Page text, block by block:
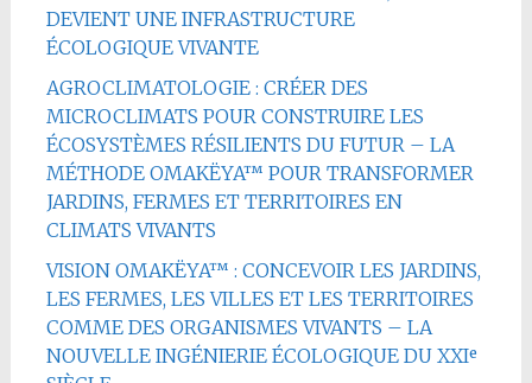
DEVIENT UNE INFRASTRUCTURE
ÉCOLOGIQUE VIVANTE
AGROCLIMATOLOGIE : CRÉER DES
MICROCLIMATS POUR CONSTRUIRE LES
ÉCOSYSTÈMES RÉSILIENTS DU FUTUR – LA
MÉTHODE OMAKËYA™ POUR TRANSFORMER
JARDINS, FERMES ET TERRITOIRES EN
CLIMATS VIVANTS
VISION OMAKËYA™ : CONCEVOIR LES JARDINS,
LES FERMES, LES VILLES ET LES TERRITOIRES
COMME DES ORGANISMES VIVANTS – LA
NOUVELLE INGÉNIERIE ÉCOLOGIQUE DU XXIᵉ